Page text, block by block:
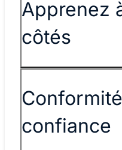
Apprenez
côtés
confiance